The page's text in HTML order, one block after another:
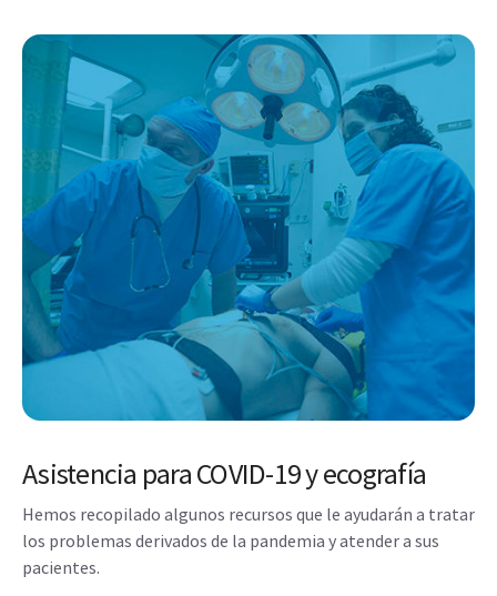
Asistencia para COVID-19 y ecografía
Hemos recopilado algunos recursos que le ayudarán a tratar
los problemas derivados de la pandemia y atender a sus
pacientes.